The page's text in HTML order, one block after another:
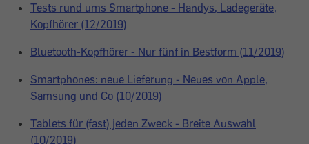
Tests rund ums Smartphone - Handys, Ladegeräte,
Kopfhörer (12/2019)
Bluetooth-Kopfhörer - Nur fünf in Bestform (11/2019)
Smartphones: neue Lieferung - Neues von Apple,
Samsung und Co (10/2019)
Tablets für (fast) jeden Zweck - Breite Auswahl
(10/2019)